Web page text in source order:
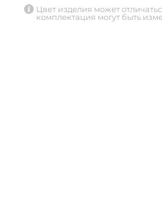
Цвет изделия может
комплектация могут быть